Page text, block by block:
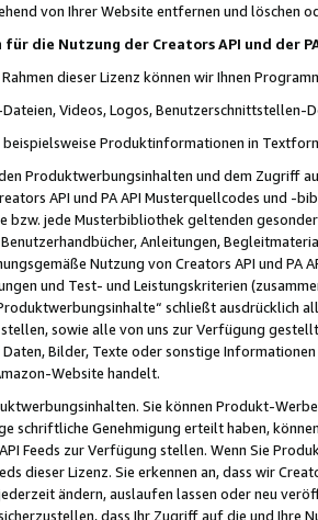
von Ihrer Website entfernen und löschen
für die Nutzung der Creators API und der
Rahmen dieser Lizenz können wir Ihnen
Videos, Logos, Benutzerschnittstellen-
beispielsweise Produktinformationen in
Produktwerbungsinhalten und dem Zugriff
API und PA API Musterquellcodes und
bzw. jede Musterbibliothek geltenden
Anleitungen,
Nutzung von Creators API und PA
und Test- und Leistungskriterien
schließt ausdrücklich
sowie alle von uns zur Verfügung
Bilder, Texte oder sonstige
Website handelt.
Sie können Produkt-
schriftliche Genehmigung erteilt haben,
Feeds zur Verfügung stellen. Wenn Sie
dieser Lizenz. Sie erkennen an, dass wir
ändern, auslaufen lassen oder neu
dass Ihr Zugriff auf die und Ihre